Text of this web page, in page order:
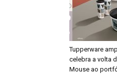
Tupperware
celebra a volta
Mouse ao